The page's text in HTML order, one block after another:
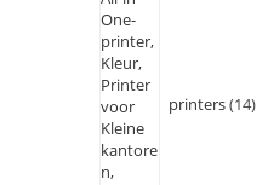
printers 14